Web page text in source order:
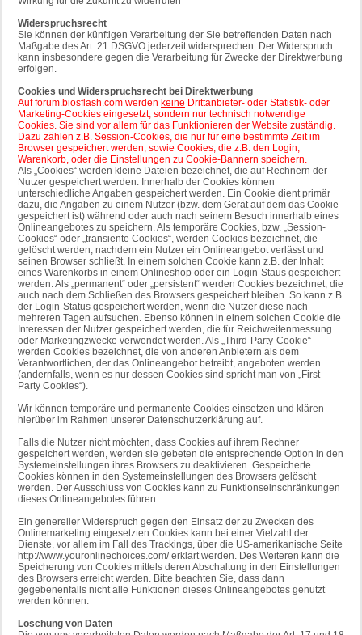
Widerspruchsrecht
Sie können der künftigen Verarbeitung der Sie betreffenden Daten nach
Maßgabe des Art. 21 DSGVO jederzeit widersprechen. Der Widerspruch
kann insbesondere gegen die Verarbeitung für Zwecke der Direktwerbung
erfolgen.
Cookies und Widerspruchsrecht bei Direktwerbung
Auf forum.biosflash.com werden keine Drittanbieter- oder Statistik- oder
Marketing-Cookies eingesetzt, sondern nur technisch notwendige
Cookies. Sie sind vor allem für das Funktionieren der Website zuständig.
Dazu zählen z.B. Session-Cookies, die nur für eine bestimmte Zeit im
Browser gespeichert werden, sowie Cookies, die z.B. den Login,
Warenkorb, oder die Einstellungen zu Cookie-Bannern speichern.
Als „Cookies“ werden kleine Dateien bezeichnet, die auf Rechnern der
Nutzer gespeichert werden. Innerhalb der Cookies können
unterschiedliche Angaben gespeichert werden. Ein Cookie dient primär
dazu, die Angaben zu einem Nutzer (bzw. dem Gerät auf dem das Cookie
gespeichert ist) während oder auch nach seinem Besuch innerhalb eines
Onlineangebotes zu speichern. Als temporäre Cookies, bzw. „Session-
Cookies“ oder „transiente Cookies“, werden Cookies bezeichnet, die
gelöscht werden, nachdem ein Nutzer ein Onlineangebot verlässt und
seinen Browser schließt. In einem solchen Cookie kann z.B. der Inhalt
eines Warenkorbs in einem Onlineshop oder ein Login-Staus gespeichert
werden. Als „permanent“ oder „persistent“ werden Cookies bezeichnet, die
auch nach dem Schließen des Browsers gespeichert bleiben. So kann z.B.
der Login-Status gespeichert werden, wenn die Nutzer diese nach
mehreren Tagen aufsuchen. Ebenso können in einem solchen Cookie die
Interessen der Nutzer gespeichert werden, die für Reichweitenmessung
oder Marketingzwecke verwendet werden. Als „Third-Party-Cookie“
werden Cookies bezeichnet, die von anderen Anbietern als dem
Verantwortlichen, der das Onlineangebot betreibt, angeboten werden
(andernfalls, wenn es nur dessen Cookies sind spricht man von „First-
Party Cookies“).
Wir können temporäre und permanente Cookies einsetzen und klären
hierüber im Rahmen unserer Datenschutzerklärung auf.
Falls die Nutzer nicht möchten, dass Cookies auf ihrem Rechner
gespeichert werden, werden sie gebeten die entsprechende Option in den
Systemeinstellungen ihres Browsers zu deaktivieren. Gespeicherte
Cookies können in den Systemeinstellungen des Browsers gelöscht
werden. Der Ausschluss von Cookies kann zu Funktionseinschränkungen
dieses Onlineangebotes führen.
Ein genereller Widerspruch gegen den Einsatz der zu Zwecken des
Onlinemarketing eingesetzten Cookies kann bei einer Vielzahl der
Dienste, vor allem im Fall des Trackings, über die US-amerikanische Seite
http://www.youronlinechoices.com/ erklärt werden. Des Weiteren kann die
Speicherung von Cookies mittels deren Abschaltung in den Einstellungen
des Browsers erreicht werden. Bitte beachten Sie, dass dann
gegebenenfalls nicht alle Funktionen dieses Onlineangebotes genutzt
werden können.
Löschung von Daten